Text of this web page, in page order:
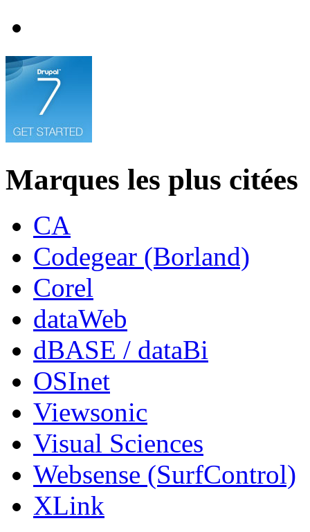
Marques les plus citées
CA
Codegear (Borland)
Corel
dataWeb
dBASE / dataBi
OSInet
Viewsonic
Visual Sciences
Websense (SurfControl)
XLink